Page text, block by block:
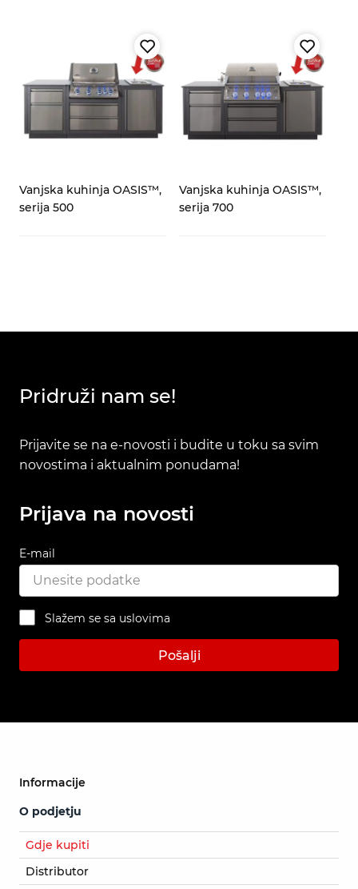
Vanjska kuhinja OASIS™,
serija 500
Vanjska kuhinja OASIS™,
serija 700
Pridruži nam se!
Prijavite se na e-novosti i budite u toku sa svim
novostima i aktualnim ponudama!
Prijava na novosti
E-mail
Slažem se sa uslovima
Pošalji
Informacije
O podjetju
Gdje kupiti
Distributor